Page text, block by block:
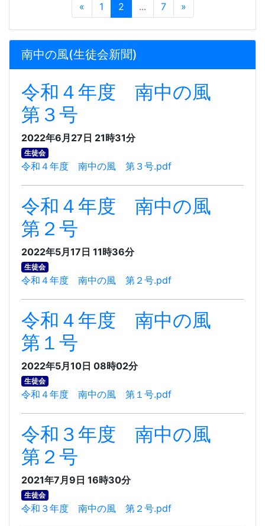
« 1 2 ... 7 »
南中の風(生徒会新聞)
令和４年度 南中の風
第３号
2022年6月27日 21時31分
生徒会
令和４年度 南中の風 第３号.pdf
令和４年度 南中の風
第２号
2022年5月17日 11時36分
生徒会
令和４年度 南中の風 第２号.pdf
令和４年度 南中の風
第１号
2022年5月10日 08時02分
生徒会
令和４年度 南中の風 第１号.pdf
令和３年度 南中の風
第２号
2021年7月9日 16時30分
生徒会
令和３年度 南中の風 第２号.pdf